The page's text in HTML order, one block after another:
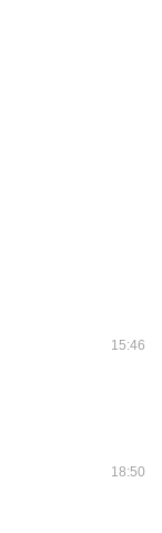
15:46
18:50